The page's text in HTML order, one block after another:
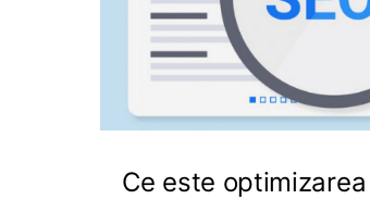
Ce este optimizarea